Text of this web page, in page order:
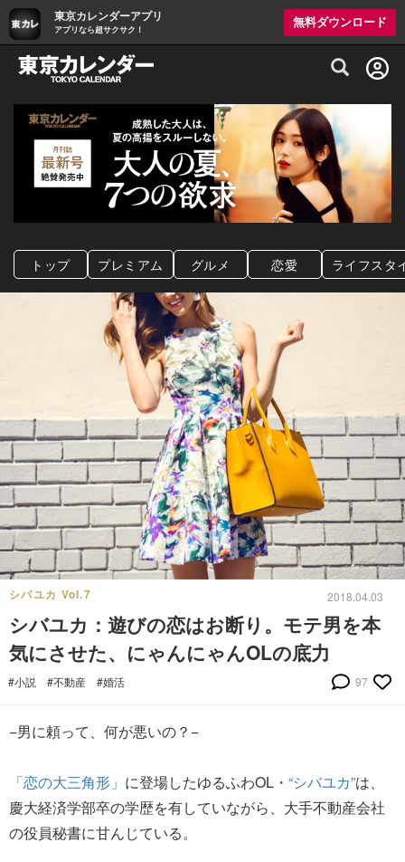
東京カレンダーアプリ
アプリなら超サクサク！
無料ダウンロード
グルメ情報・プレミアムレストラン予約
トップ プレミアム グルメ 恋愛 ライフスタ
シバユカ Vol.7 2018.04.03
シバユカ：遊びの恋はお断り。モテ男を本
気にさせた、にゃんにゃんOLの底力
#小説 #不動産 #婚活 97
−男に頼って、何が悪いの？−
「恋の大三角形」 に登場したゆるふわOL・ “シバユカ”は、
慶大経済学部卒の学歴を有していながら、大手不動産会社
の役員秘書に甘んじている。